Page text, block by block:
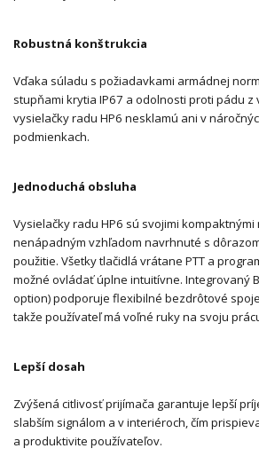
Robustná konštrukcia
Vďaka súladu s požiadavkami armádnej
stupňami krytia IP67 a odolnosti proti pádu z
vysielačky radu HP6 nesklamú ani v
podmienkach.
Jednoduchá obsluha
Vysielačky radu HP6 sú svojimi kompaktnými
nenápadným vzhľadom navrhnuté s
použitie. Všetky tlačidlá vrátane PTT a
možné ovládať úplne intuitívne. Integrovaný
option) podporuje flexibilné bezdrôtové
takže používateľ má voľné ruky na svoju
Lepší dosah
Zvýšená citlivosť prijímača garantuje lepší
slabším signálom a v interiéroch, čím
a produktivite používateľov.